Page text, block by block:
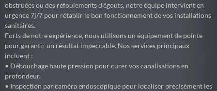
obstruées ou des refoulements d'égouts, notre équipe intervient en
urgence 7j/7 pour rétablir le bon fonctionnement de vos installations
sanitaires.
Forts de notre expérience, nous utilisons un équipement de pointe
pour garantir un résultat impeccable. Nos services principaux
incluent :
• Débouchage haute pression pour curer vos canalisations en
profondeur.
• Inspection par caméra endoscopique pour localiser précisément les